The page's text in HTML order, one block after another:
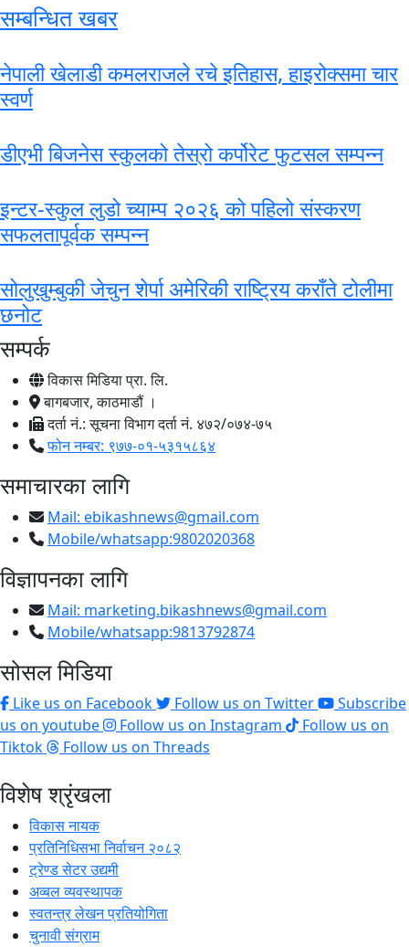
सम्बन्धित खबर
नेपाली खेलाडी कमलराजले रचे इतिहास, हाइरोक्समा चार
स्वर्ण
डीएभी बिजनेस स्कुलको तेस्रो कर्पोरेट फुटसल सम्पन्न
इन्टर-स्कुल लुडो च्याम्प २०२६ को पहिलो संस्करण
सफलतापूर्वक सम्पन्न
सोलुखुम्बुकी जेचुन शेर्पा अमेरिकी राष्ट्रिय कराँते टोलीमा
छनोट
सम्पर्क
विकास मिडिया प्रा. लि.
बागबजार, काठमाडौं ।
दर्ता नं.: सूचना विभाग दर्ता नं. ४७२/०७४-७५
फोन नम्बर: ९७७-०१-५३१५८६४
समाचारका लागि
Mail: ebikashnews@gmail.com
Mobile/whatsapp:9802020368
विज्ञापनका लागि
Mail: marketing.bikashnews@gmail.com
Mobile/whatsapp:9813792874
सोसल मिडिया
Like us on Facebook Follow us on Twitter
Subscribe
us on youtube
Follow us on Instagram
Follow us on
Tiktok
Follow us on Threads
विशेष श्रृंखला
विकास नायक
प्रतिनिधिसभा निर्वाचन २०८२
ट्रेण्ड सेटर उद्यमी
अव्बल व्यवस्थापक
स्वतन्त्र लेखन प्रतियोगिता
चुनावी संग्राम